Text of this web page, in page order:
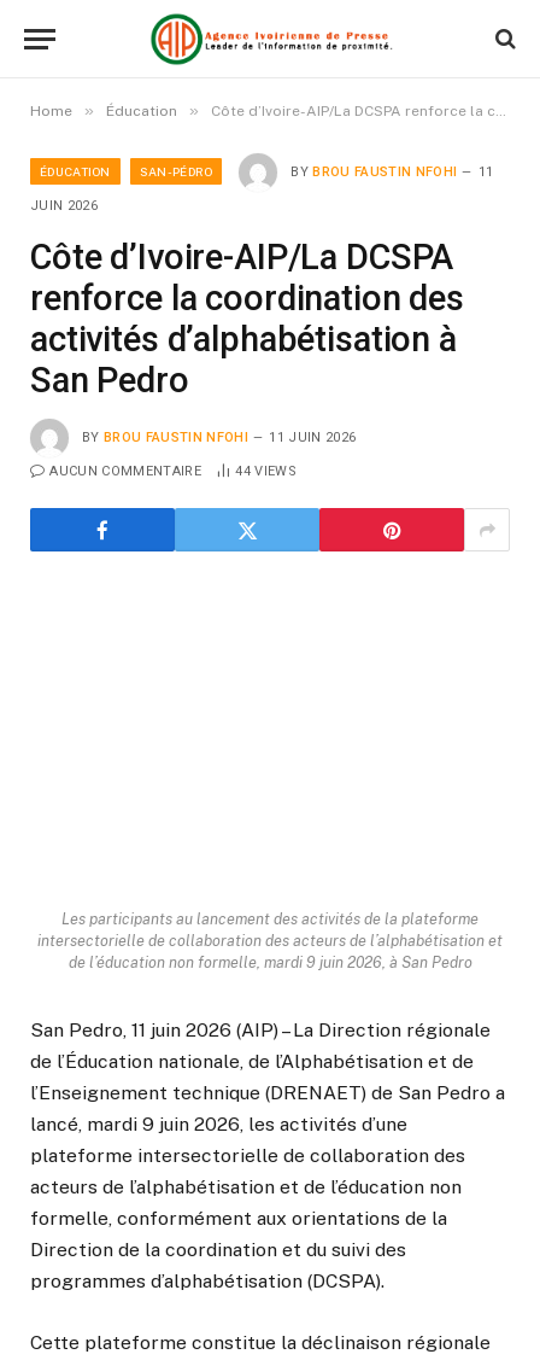
Home » Éducation » Côte d’Ivoire-AIP/La DCSPA renforce la coordination des activités d’alphabétisation à San Pedro
ÉDUCATION SAN-PÉDRO BY BROU FAUSTIN NFOHI 11
JUIN 2026
Côte d’Ivoire-AIP/La DCSPA
renforce la coordination des
activités d’alphabétisation à
San Pedro
BY BROU FAUSTIN NFOHI 11 JUIN 2026
AUCUN COMMENTAIRE 44VIEWS
Les participants au lancement des activités de la plateforme
intersectorielle de collaboration des acteurs de l’alphabétisation et
de l’éducation non formelle, mardi 9 juin 2026, à San Pedro
San Pedro, 11 juin 2026 (AIP) – La Direction régionale
de l’Éducation nationale, de l’Alphabétisation et de
l’Enseignement technique (DRENAET) de San Pedro a
lancé, mardi 9 juin 2026, les activités d’une
plateforme intersectorielle de collaboration des
acteurs de l’alphabétisation et de l’éducation non
formelle, conformément aux orientations de la
Direction de la coordination et du suivi des
programmes d’alphabétisation (DCSPA).
Cette plateforme constitue la déclinaison régionale